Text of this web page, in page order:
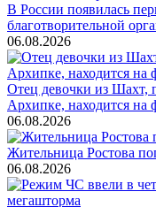
В России появилась
благотворительной
06.08.2026
Отец девочки из
Архипке, находится на
06.08.2026
Жительница Ростова
06.08.2026